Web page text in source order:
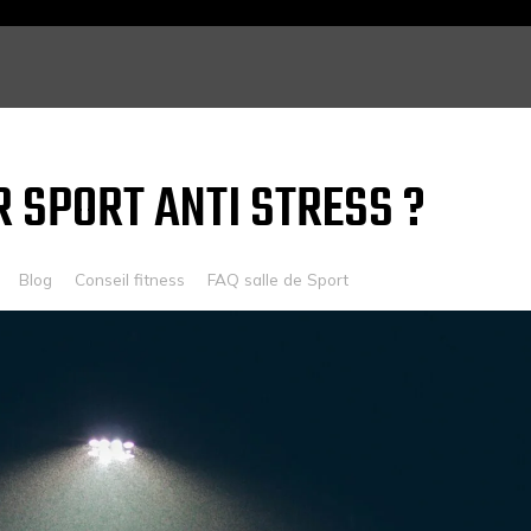
SPORT ANTI STRESS ?
Blog Conseil fitness FAQ salle de Sport